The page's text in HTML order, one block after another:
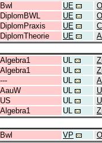
Bwl UE
DiplomBWL UE
DiplomPraxis UE
DiplomTheorie UE
Algebra1 UL
Algebra1 UL
--- UL
AauW UL
US UL
Algebra1 UL
Bwl VP